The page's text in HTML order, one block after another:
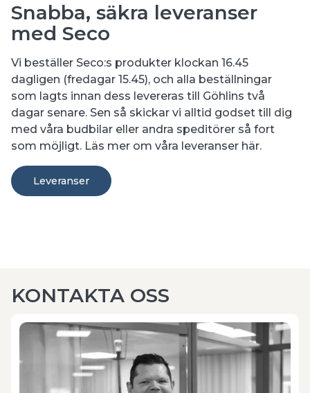
Snabba, säkra leveranser
med Seco
Vi beställer Seco:s produkter klockan 16.45
dagligen (fredagar 15.45), och alla beställningar
som lagts innan dess levereras till Göhlins två
dagar senare. Sen så skickar vi alltid godset till dig
med våra budbilar eller andra speditörer så fort
som möjligt. Läs mer om våra leveranser här.
Leveranser
KONTAKTA OSS